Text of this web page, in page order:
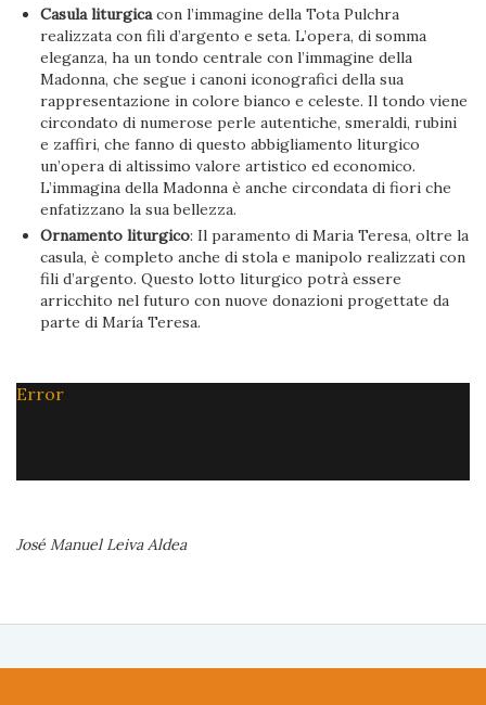
Casula liturgicacon l’immagine della Tota Pulchra
realizzata con fili d’argento e seta. L’opera, di somma
eleganza, ha un tondo centrale con l’immagine della
Madonna, che segue i canoni iconografici della sua
rappresentazione in colore bianco e celeste. Il tondo viene
circondato di numerose perle autentiche, smeraldi, rubini
e zaffiri, che fanno di questo abbigliamento liturgico
un’opera di altissimo valore artistico ed economico.
L’immagina della Madonna è anche circondata di fiori che
enfatizzano la sua bellezza.
Ornamento liturgico: Il paramento di Maria Teresa, oltre la
casula, è completo anche di stola e manipolo realizzati con
fili d’argento. Questo lotto liturgico potrà essere
arricchito nel futuro con nuove donazioni progettate da
parte di María Teresa.
Error
José Manuel Leiva Aldea